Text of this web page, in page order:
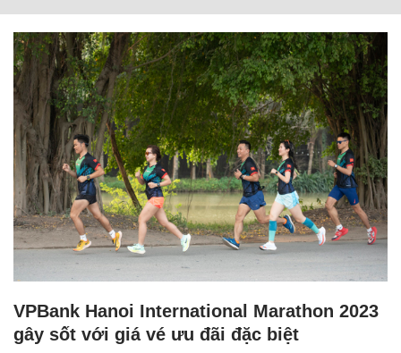
VPBank Hanoi International Marathon 2023
gây sốt với giá vé ưu đãi đặc biệt